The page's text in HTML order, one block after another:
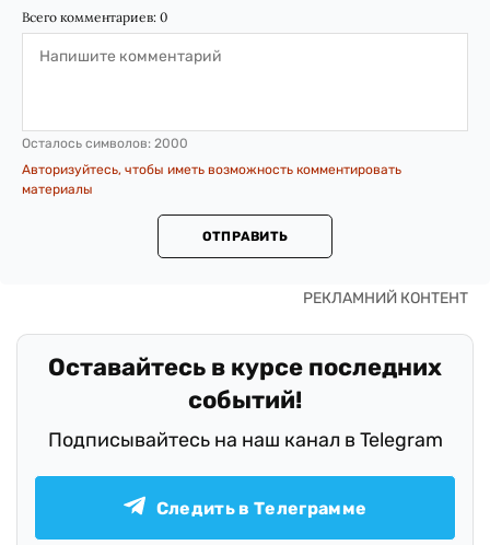
Всего комментариев: 0
Осталось символов: 2000
Авторизуйтесь, чтобы иметь возможность комментировать
материалы
ОТПРАВИТЬ
Оставайтесь в курсе последних
событий!
Подписывайтесь на наш канал в Telegram
Следить в Телеграмме